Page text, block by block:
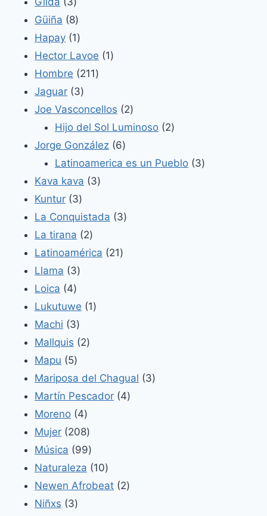
productos
Güiña 88
productos
Hapay 11
producto
Hector Lavoe 11
Hombre 211211
Jaguar 33
productos
Joe Vasconcellos 22
productos
Hijo del Sol Luminoso 22
Jorge González 66
productos
Latinoamerica es un Pueblo 33
Kava kava 33
Kuntur 33
productos
La Conquistada 33
La tirana 22
productos
Latinoamérica 2121
Llama 33
Loica 44
productos
Lukutuwe 11
Machi 33
productos
Mallquis 22
Mapu 55
productos
Mariposa del Chagual 33
Martín Pescador 44
Moreno 44
productos
Mujer 208208
productos
Música 9999
productos
Naturaleza 1010
productos
Newen Afrobeat 22
Niñxs 33